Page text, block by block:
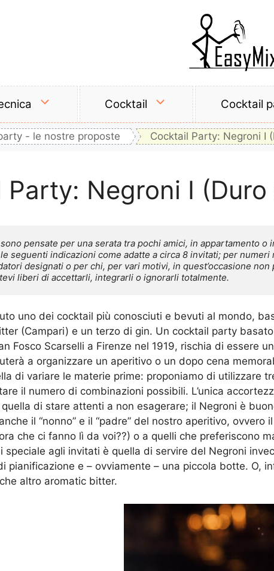
Cocktail Cocktail
- le nostre proposte Cocktail Party: Negroni I
Negroni I (Duro
pensate per una serata tra pochi amici, in appartamento
seguenti indicazioni come adatte a circa 8 invitati; per
designati o per chi, per vari motivi, in quest’occasione
liberi di accettarli, integrarli o ignorarli totalmente.
uno dei cocktail più conosciuti e bevuti al mondo,
(Campari) e un terzo di gin. Un cocktail party
Fosco Scarselli a Firenze nel 1919, rischia di essere
a organizzare un aperitivo o un dopo cena
di variare le materie prime: proponiamo di utilizzare
il numero di combinazioni possibili. L’unica
di stare attenti a non esagerare; il Negroni è
il “nonno” e il “padre” del nostro aperitivo,
che ci fanno lì da voi??) o a quelli che preferiscono
speciale agli invitati è quella di servire del Negroni
pianificazione e – ovviamente – una piccola botte. O,
altro aromatic bitter.